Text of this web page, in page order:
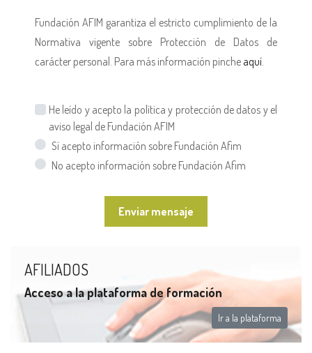
Fundación AFIM garantiza el estricto cumplimiento de la
Normativa vigente sobre Protección de Datos de
carácter personal. Para más información pinche aquí
He leído y acepto la política y protección de datos y el
aviso legal de Fundación AFIM
Sí acepto información sobre Fundación Afim
No acepto información sobre Fundación Afim
Enviar mensaje
AFILIADOS
Acceso a la plataforma de formación
Ir a la plataforma